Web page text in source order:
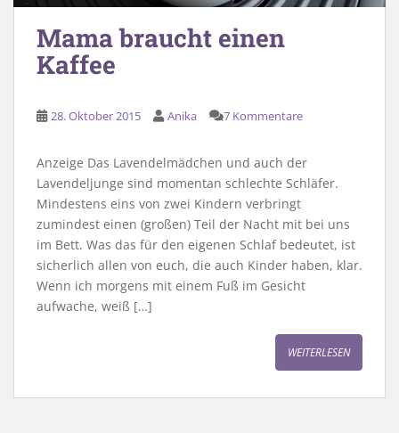
Mama braucht einen
Kaffee
28. Oktober 2015 Anika 7 Kommentare
Anzeige Das Lavendelmädchen und auch der
Lavendeljunge sind momentan schlechte Schläfer.
Mindestens eins von zwei Kindern verbringt
zumindest einen (großen) Teil der Nacht mit bei uns
im Bett. Was das für den eigenen Schlaf bedeutet, ist
sicherlich allen von euch, die auch Kinder haben, klar.
Wenn ich morgens mit einem Fuß im Gesicht
aufwache, weiß […]
WEITERLESEN